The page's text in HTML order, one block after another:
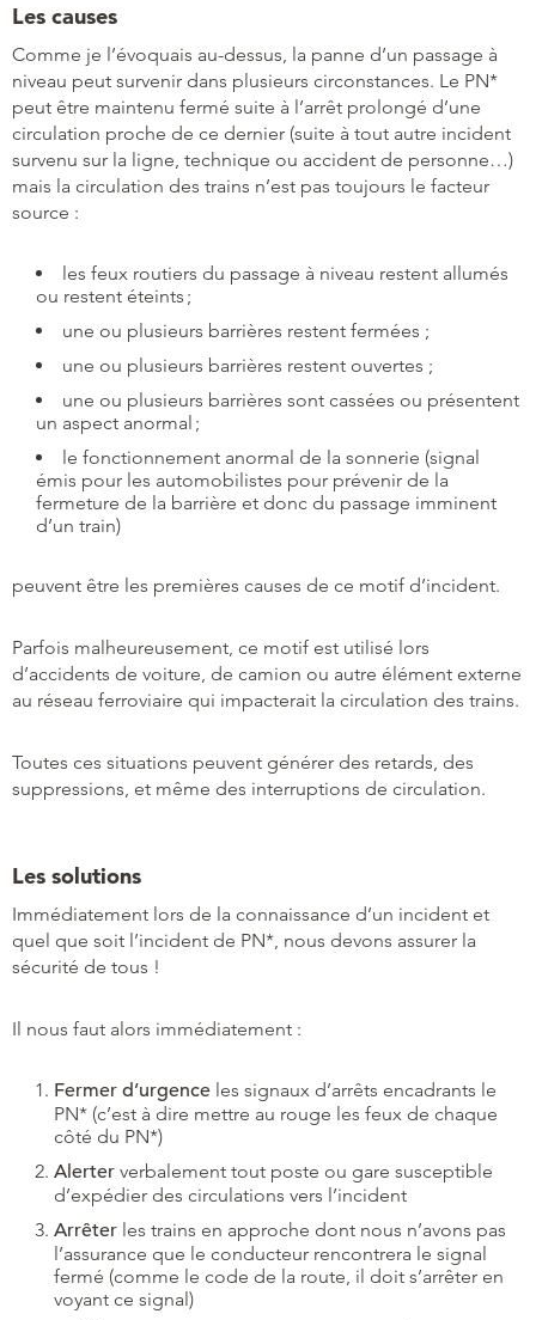
Les causes
Comme je l’évoquais au-dessus, la panne d’un passage à
niveau peut survenir dans plusieurs circonstances. Le PN*
peut être maintenu fermé suite à l’arrêt prolongé d’une
circulation proche de ce dernier (suite à tout autre incident
survenu sur la ligne, technique ou accident de personne…)
mais la circulation des trains n’est pas toujours le facteur
source :
les feux routiers du passage à niveau restent allumés
ou restent éteints ;
une ou plusieurs barrières restent fermées ;
une ou plusieurs barrières restent ouvertes ;
une ou plusieurs barrières sont cassées ou présentent
un aspect anormal ;
le fonctionnement anormal de la sonnerie (signal
émis pour les automobilistes pour prévenir de la
fermeture de la barrière et donc du passage imminent
d’un train)
peuvent être les premières causes de ce motif d’incident.
Parfois malheureusement, ce motif est utilisé lors
d’accidents de voiture, de camion ou autre élément externe
au réseau ferroviaire qui impacterait la circulation des trains.
Toutes ces situations peuvent générer des retards, des
suppressions, et même des interruptions de circulation.
Les solutions
Immédiatement lors de la connaissance d’un incident et
quel que soit l’incident de PN*, nous devons assurer la
sécurité de tous !
Il nous faut alors immédiatement :
Fermer d’urgence les signaux d’arrêts encadrants le
PN* (c’est à dire mettre au rouge les feux de chaque
côté du PN*)
Alerter verbalement tout poste ou gare susceptible
d’expédier des circulations vers l’incident
Arrêter les trains en approche dont nous n’avons pas
l’assurance que le conducteur rencontrera le signal
fermé (comme le code de la route, il doit s’arrêter en
voyant ce signal)